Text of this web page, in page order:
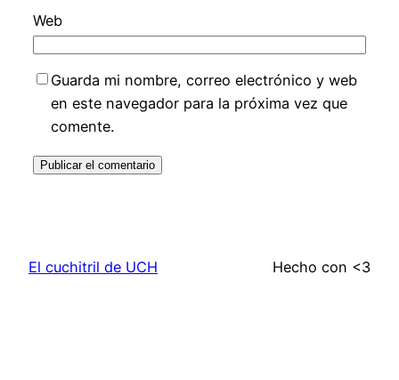
Web
Guarda mi nombre, correo electrónico y web
en este navegador para la próxima vez que
comente.
El cuchitril de UCH Hecho con <3